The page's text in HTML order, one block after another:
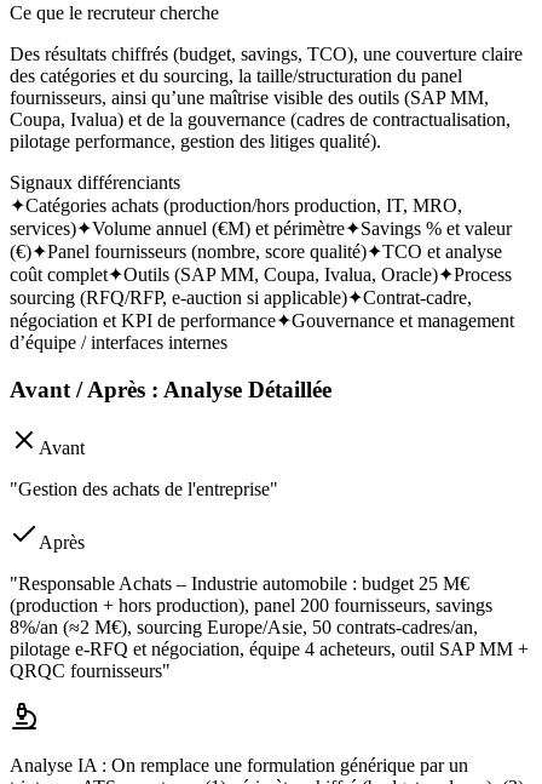
Ce que le recruteur cherche
Des résultats chiffrés (budget, savings, TCO), une couverture claire
des catégories et du sourcing, la taille/structuration du panel
fournisseurs, ainsi qu’une maîtrise visible des outils (SAP MM,
Coupa, Ivalua) et de la gouvernance (cadres de contractualisation,
pilotage performance, gestion des litiges qualité).
Signaux différenciants
✦Catégories achats (production/hors production, IT, MRO,
services)✦Volume annuel (€M) et périmètre✦Savings % et valeur
(€)✦Panel fournisseurs (nombre, score qualité)✦TCO et analyse
coût complet✦Outils (SAP MM, Coupa, Ivalua, Oracle)✦Process
sourcing (RFQ/RFP, e-auction si applicable)✦Contrat-cadre,
négociation et KPI de performance✦Gouvernance et management
d’équipe / interfaces internes
Avant / Après : Analyse Détaillée
Avant
"Gestion des achats de l'entreprise"
Après
"Responsable Achats – Industrie automobile : budget 25 M€
(production + hors production), panel 200 fournisseurs, savings
8%/an (≈2 M€), sourcing Europe/Asie, 50 contrats-cadres/an,
pilotage e-RFQ et négociation, équipe 4 acheteurs, outil SAP MM +
QRQC fournisseurs"
Analyse IA : On remplace une formulation générique par un